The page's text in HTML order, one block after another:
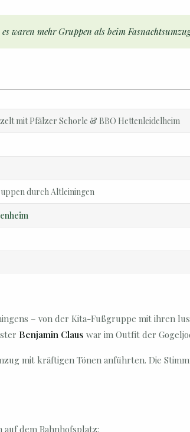
waren mehr Gruppen als beim
mit Pfälzer Schorle & BBO Hettenleidelheim
durch Altleiningen
– von der Kita-Fußgruppe mit ihren
Benjamin Claus war im Outfit der
mit kräftigen Tönen anführten. Die
dem Bahnhofsplatz: